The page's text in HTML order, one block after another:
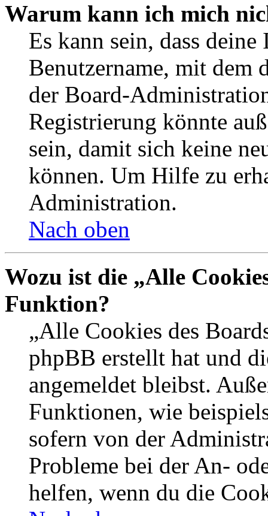
Warum kann ich mich
Es kann sein, dass
Benutzername, mit dem
der Board-
Registrierung könnte
sein, damit sich keine
können. Um Hilfe zu
Administration.
Nach oben
Wozu ist die „Alle
Funktion?
„Alle Cookies des
phpBB erstellt hat und
angemeldet bleibst.
Funktionen, wie
sofern von der
Probleme bei der An-
helfen, wenn du die